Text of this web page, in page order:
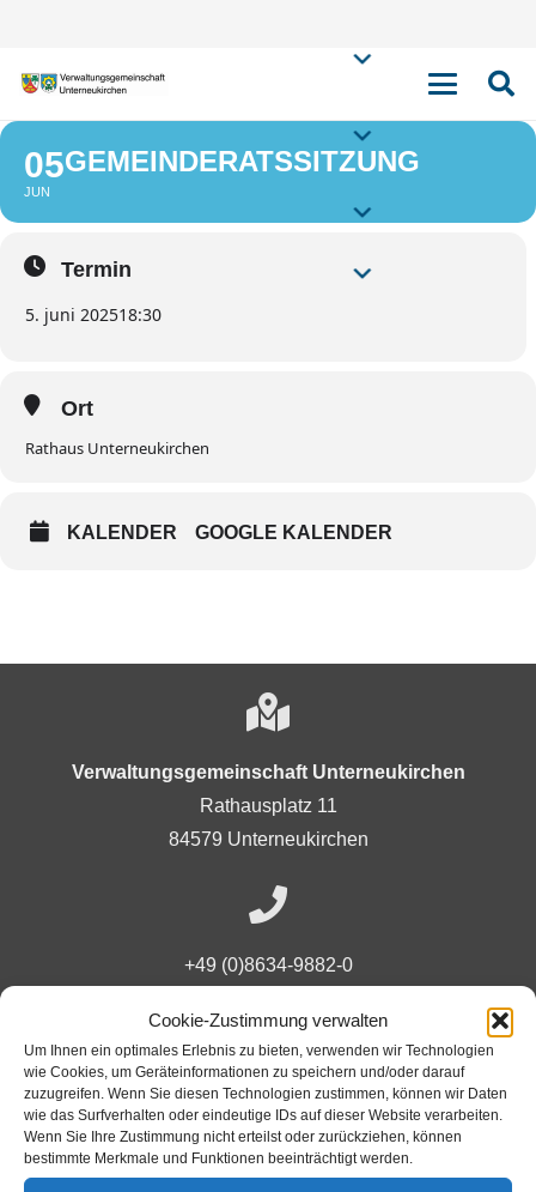
Cookie-Zustimmung verwalten
Um Ihnen ein optimales Erlebnis zu bieten, verwenden wir Technologien
wie Cookies, um Geräteinformationen zu speichern und/oder darauf
zuzugreifen. Wenn Sie diesen Technologien zustimmen, können wir Daten
wie das Surfverhalten oder eindeutige IDs auf dieser Website verarbeiten.
Wenn Sie Ihre Zustimmung nicht erteilst oder zurückziehen, können
bestimmte Merkmale und Funktionen beeinträchtigt werden.
05
JUN
GEMEINDERATSSITZUNG
Termin
5. juni 202518:30
Ort
Rathaus Unterneukirchen
KALENDER GOOGLE KALENDER
Verwaltungsgemeinschaft Unterneukirchen
Rathausplatz 11
84579 Unterneukirchen
+49 (0)8634-9882-0
Ansprechpartner